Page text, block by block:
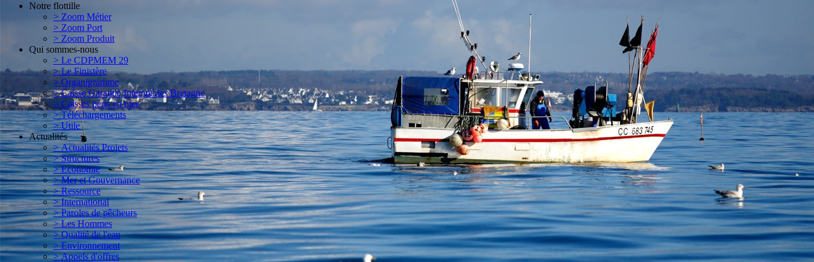
Notre flottille
> Zoom Métier
> Zoom Port
> Zoom Produit
Qui sommes-nous
> Le CDPMEM 29
> Le Finistère
> Organigramme
> Caisse Garantie Intempéries Bretagne
> Caisses péris en mer
> Téléchargements
> Utile
Actualités
> Actualités Projets
> Structures
> Economie
> Mer et Gouvernance
> Ressource
> International
> Paroles de pêcheurs
> Les Hommes
> Qualité de l'eau
> Environnement
> Appels d'offres